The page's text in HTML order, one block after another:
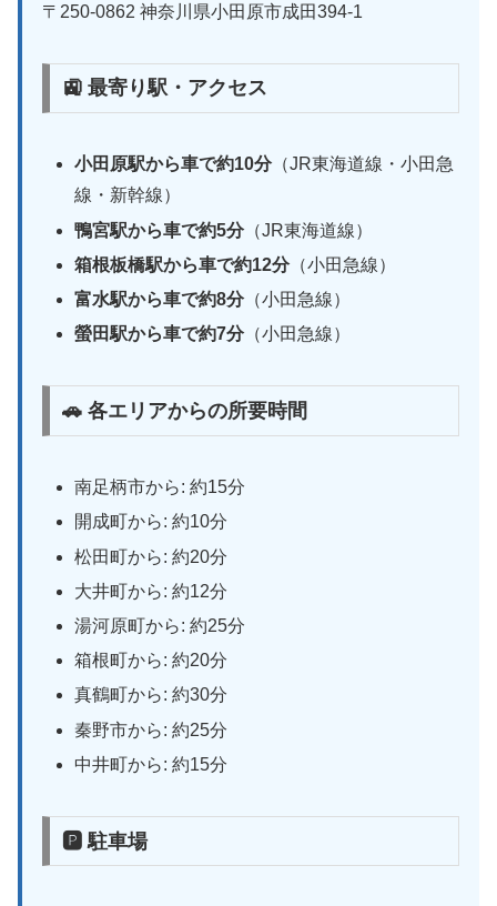
〒250-0862 神奈川県小田原市成田394-1
🚉 最寄り駅・アクセス
小田原駅から車で約10分（JR東海道線・小田急
線・新幹線）
鴨宮駅から車で約5分（JR東海道線）
箱根板橋駅から車で約12分（小田急線）
富水駅から車で約8分（小田急線）
螢田駅から車で約7分（小田急線）
🚗 各エリアからの所要時間
南足柄市から: 約15分
開成町から: 約10分
松田町から: 約20分
大井町から: 約12分
湯河原町から: 約25分
箱根町から: 約20分
真鶴町から: 約30分
秦野市から: 約25分
中井町から: 約15分
🅿 駐車場